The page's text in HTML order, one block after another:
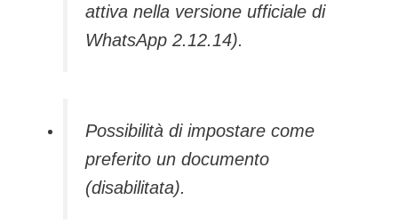
attiva nella versione ufficiale di
WhatsApp 2.12.14).
Possibilità di impostare come
preferito un documento
(disabilitata).